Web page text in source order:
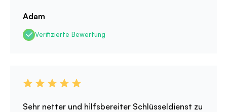
Adam
Verifizierte Bewertung
Sehr netter und hilfsbereiter Schlüsseldienst zu